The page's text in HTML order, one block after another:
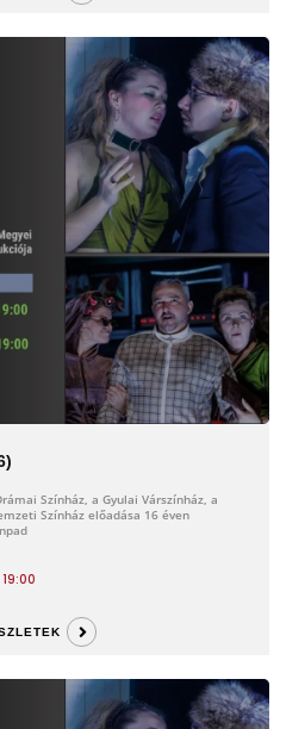
Színház, a Gyulai Várszínház, a
Színház előadása 16 éven